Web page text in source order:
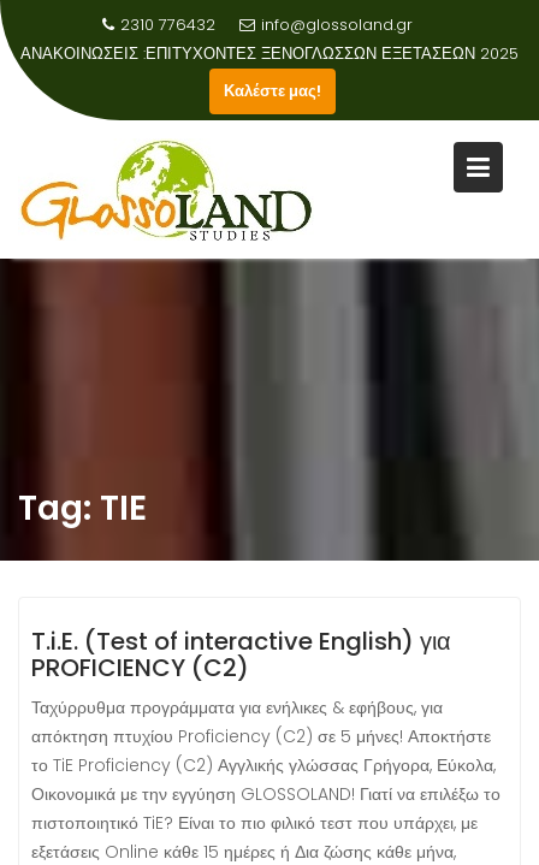
2310 776432
info@glossoland.gr
ΑΝΑΚΟΙΝΩΣΕΙΣ :ΕΠΙΤΥΧΟΝΤΕΣ ΞΕΝΟΓΛΩΣΣΩΝ ΕΞΕΤΑΣΕΩΝ 2025
Καλέστε μας!
Tag: TIE
T.i.E. (Test of interactive English) για
PROFICIENCY (C2)
Ταχύρρυθμα προγράμματα για ενήλικες & εφήβους, για
απόκτηση πτυχίου Proficiency (C2) σε 5 μήνες! Αποκτήστε
το TiE Proficiency (C2) Αγγλικής γλώσσας Γρήγορα, Εύκολα,
Οικονομικά με την εγγύηση GLOSSOLAND! Γιατί να επιλέξω το
πιστοποιητικό TiE? Είναι το πιο φιλικό τεστ που υπάρχει, με
εξετάσεις Online κάθε 15 ημέρες ή Δια ζώσης κάθε μήνα,